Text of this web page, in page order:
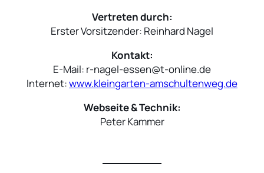
Vertreten durch:
Erster Vorsitzender: Reinhard Nagel
Kontakt:
E-Mail: r-nagel-essen@t-online.de
Internet:www.kleingarten-amschultenweg.de
Webseite & Technik:
Peter Kammer